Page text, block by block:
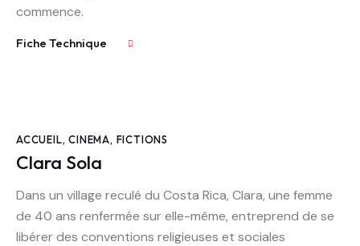
commence.
Fiche Technique
ACCUEIL,CINEMA, FICTIONS
Clara Sola
Dans un village reculé du Costa Rica, Clara, une femme
de 40 ans renfermée sur elle-même, entreprend de se
libérer des conventions religieuses et sociales